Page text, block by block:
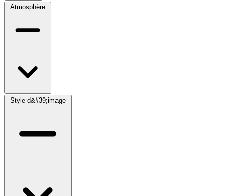
Atmosphère
Style d&#39;image